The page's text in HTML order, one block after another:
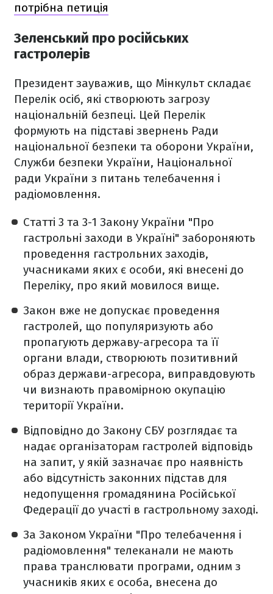
потрібна петиція
Зеленський про російських
гастролерів
Президент зауважив, що Мінкульт складає
Перелік осіб, які створюють загрозу
національній безпеці. Цей Перелік
формують на підставі звернень Ради
національної безпеки та оборони України,
Служби безпеки України, Національної
ради України з питань телебачення і
радіомовлення.
Статті 3 та 3-1 Закону України "Про
гастрольні заходи в Україні" забороняють
проведення гастрольних заходів,
учасниками яких є особи, які внесені до
Переліку, про який мовилося вище.
Закон вже не допускає проведення
гастролей, що популяризують або
пропагують державу-агресора та її
органи влади, створюють позитивний
образ держави-агресора, виправдовують
чи визнають правомірною окупацію
території України.
Відповідно до Закону СБУ розглядає та
надає організаторам гастролей відповідь
на запит, у якій зазначає про наявність
або відсутність законних підстав для
недопущення громадянина Російської
Федерації до участі в гастрольному заході.
За Законом України "Про телебачення і
радіомовлення" телеканали не мають
права транслювати програми, одним з
учасників яких є особа, внесена до